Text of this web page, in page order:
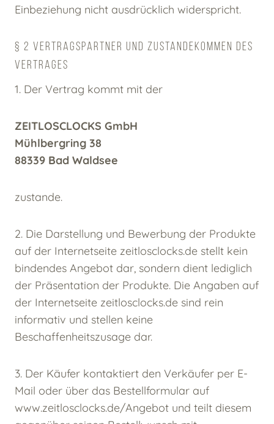
Einbeziehung nicht ausdrücklich widerspricht.
§ 2 VERTRAGSPARTNER UND ZUSTANDEKOMMEN DES
VERTRAGES
1. Der Vertrag kommt mit der
ZEITLOSCLOCKS GmbH
Mühlbergring 38
88339 Bad Waldsee
zustande.
2. Die Darstellung und Bewerbung der Produkte
auf der Internetseite zeitlosclocks.de stellt kein
bindendes Angebot dar, sondern dient lediglich
der Präsentation der Produkte. Die Angaben auf
der Internetseite zeitlosclocks.de sind rein
informativ und stellen keine
Beschaffenheitszusage dar.
3. Der Käufer kontaktiert den Verkäufer per E-
Mail oder über das Bestellformular auf
www.zeitlosclocks.de/Angebot und teilt diesem